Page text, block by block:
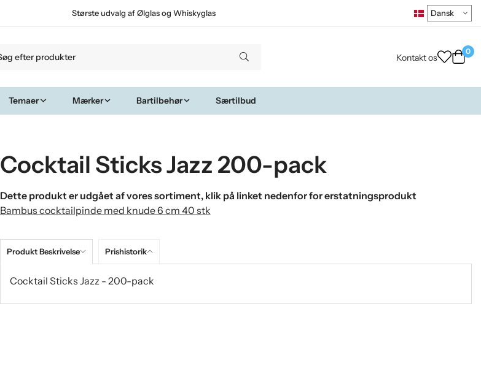
Største udvalg af Ølglas og Whiskyglas
Kontakt os
0
Temaer Mærker Bartilbehør Særtilbud
Cocktail Sticks Jazz 200-pack
Dette produkt er udgået af vores sortiment, klik på linket nedenfor for erstatningsprodukt
Bambus cocktailpinde med knude 6 cm 40 stk
Produkt Beskrivelse Prishistorik
Cocktail Sticks Jazz - 200-pack